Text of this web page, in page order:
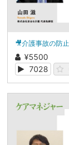
🎥介護事故の防
¥5500
7028